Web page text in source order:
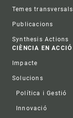
Temes transversals
Publicacions
Synthesis Actions
CIÈNCIA EN ACCIÓ
Impacte
Solucions
Política i Gestió
Innovació